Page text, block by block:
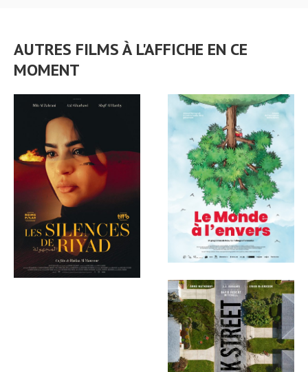
AUTRES FILMS À L'AFFICHE EN CE
MOMENT